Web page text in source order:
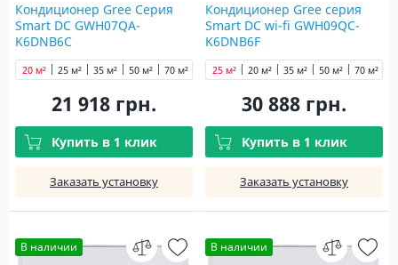
Кондиционер Gree Серия
Smart DC GWH07QA-
K6DNB6C
20 м² 25 м² 35 м² 50 м² 70 м²
21 918 грн.
Купить в 1 клик
Заказать установку
Кондиционер Gree серия
Smart DC wi-fi GWH09QC-
K6DNB6F
20 м²
25 м² 35 м² 50 м² 70 м²
30 888 грн.
Купить в 1 клик
Заказать установку
В наличии В наличии